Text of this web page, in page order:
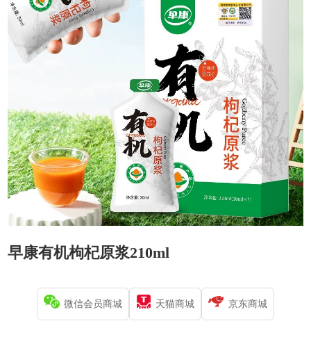
早康有机枸杞原浆210ml
微信会员商城 天猫商城 京东商城